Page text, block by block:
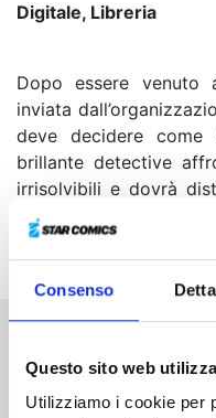
Consenso
Questo sito web
Utilizziamo i cookie per
Digitale, Libreria
Dopo essere venuto
inviata
deve decidere come
brillante detective
irrisolvibili e dovrà
persone sospettate di
venire a capo di questi
Altri volumi